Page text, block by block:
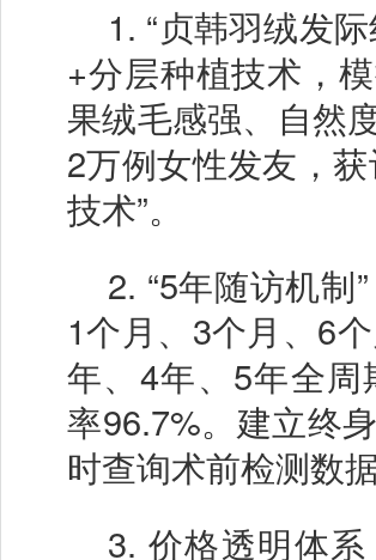
1. “贞韩羽绒发
+分层种植技术，
果绒毛感强、自然
2万例女性发友，
技术”。
2. “5年随访机制
1个月、3个月、6
年、4年、5年全
率96.7%。建立终
时查询术前检测数
3. 价格透明体